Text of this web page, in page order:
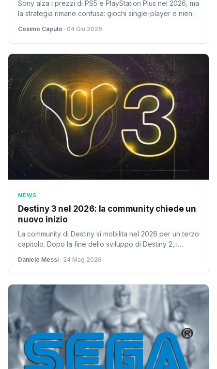
Sony alza i prezzi di PS5 e PlayStation Plus nel 2026, ma
la strategia rimane confusa: giochi single-player e niente
Cosimo Caputo · 04 Giu 2026
NEWS
Destiny 3 nel 2026: la community chiede un
nuovo inizio
La community di Destiny si mobilita nel 2026 per un terzo
capitolo. Dopo la fine dello sviluppo di Destiny 2, i
franchise.
Daniele Messi · 24 Mag 2026